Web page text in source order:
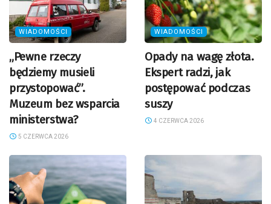
WIADOMOŚCI
„Pewne rzeczy
będziemy musieli
przystopować”.
Muzeum bez wsparcia
ministerstwa?
5 CZERWCA 2026
WIADOMOŚCI
Opady na wagę złota.
Ekspert radzi, jak
postępować podczas
suszy
4 CZERWCA 2026